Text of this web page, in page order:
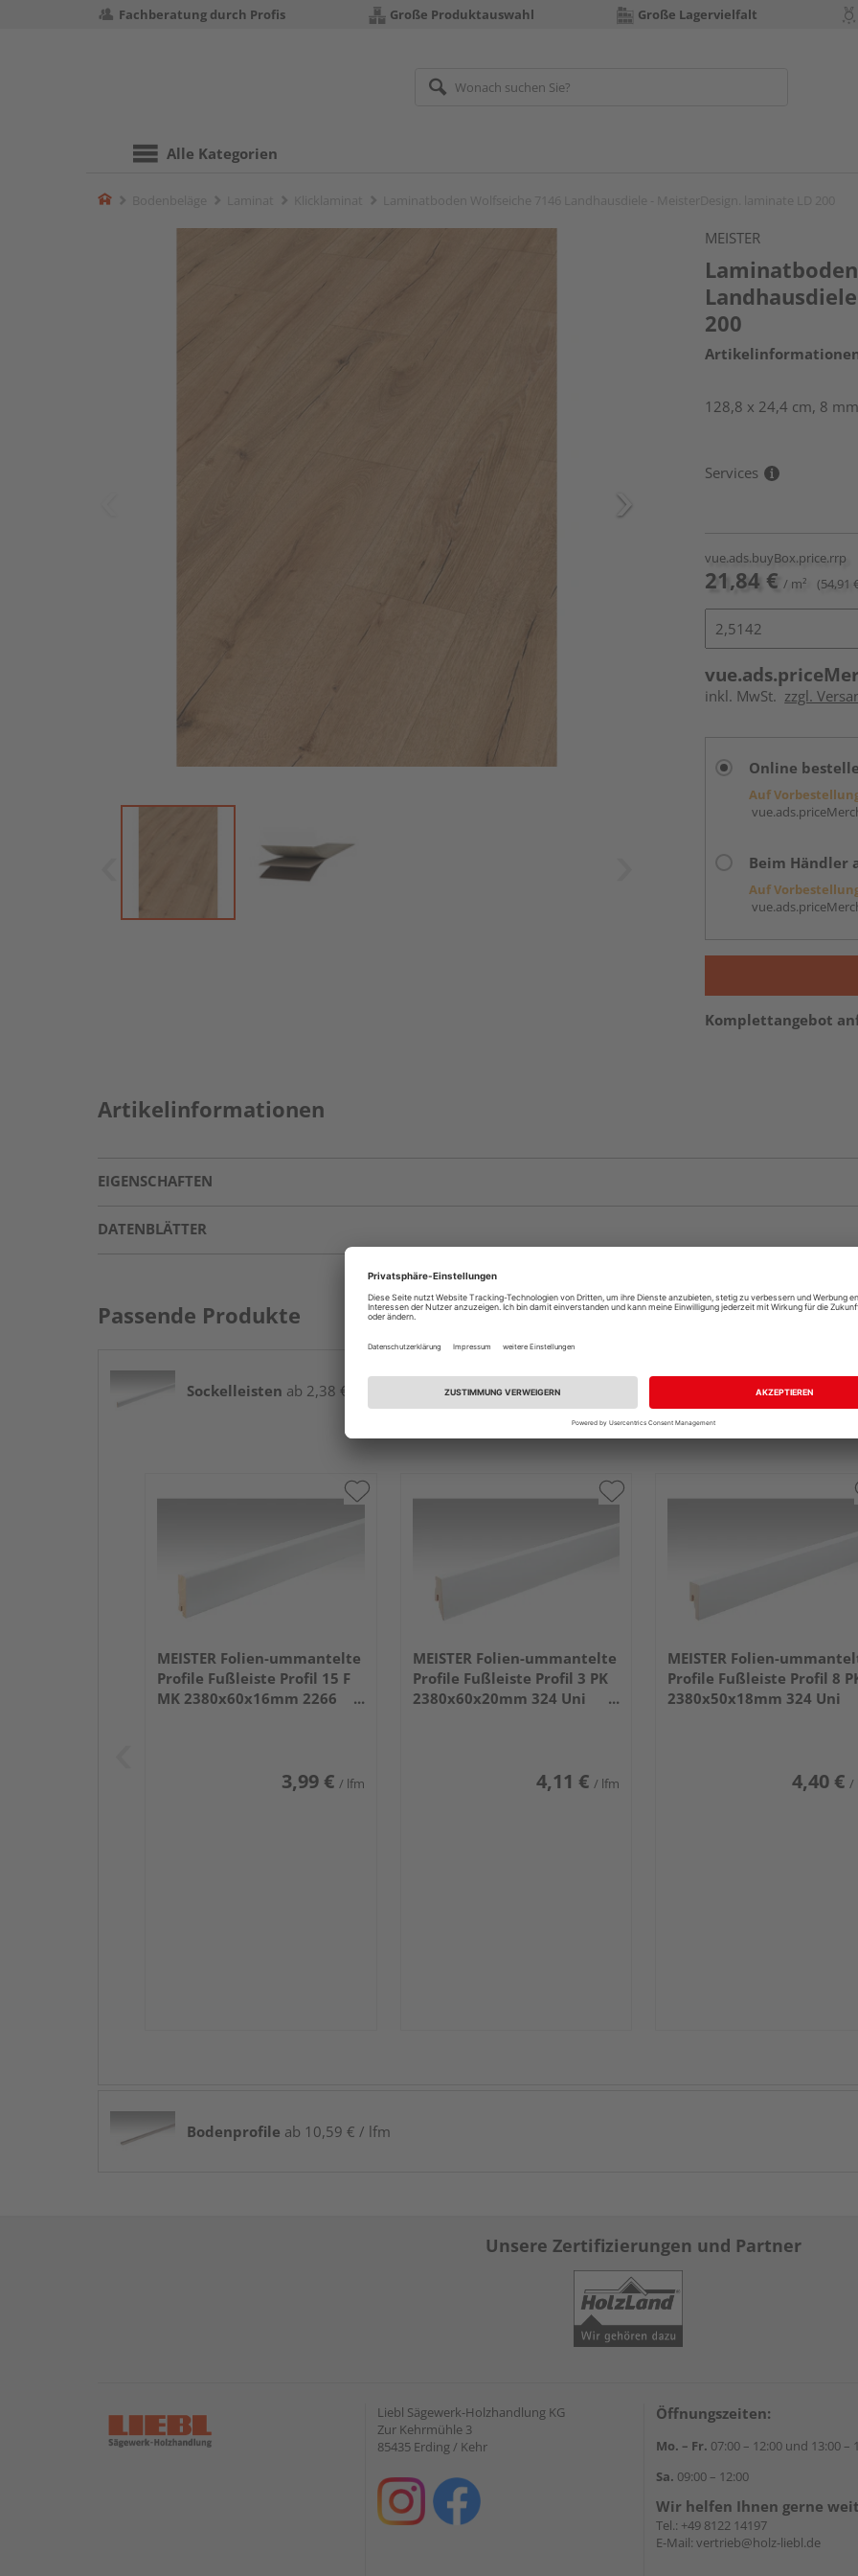
Fachberatung durch Profis Große Produktauswahl Große Lagervielfalt
Alle Kategorien
Home
MEISTER
200
128,8 x 24,4 cm, 8
Services
vue.ads.buyBox.price.rrp
21,84 € / m² (54,91
inkl. MwSt. zzgl.
Online
Auf
Beim Händler
Auf
Komplettangebot
Artikelinformationen
EIGENSCHAFTEN
DATENBLÄTTER
Passende Produkte
Sockelleisten ab 2,38 € / lfm
MEISTER Folien-ummantelte
Profile Fußleiste Profil 15 F
MK 2380x60x16mm 2266
3,99 € / lfm
MEISTER Folien-ummantelte
Profile Fußleiste Profil 3 PK
2380x60x20mm 324 Uni
4,11 € / lfm
MEISTER Folien-
Profile Fußleiste Profil 8
2380x50x18mm 324 Uni
4,40 € /
Bodenprofile ab 10,59 € / lfm
Unsere Zertifizierungen und Partner
Liebl Sägewerk-Holzhandlung KG
Zur Kehrmühle 3
85435 Erding / Kehr
Öffnungszeiten:
Mo. – Fr. 07:00 – 12:00 und 13:00 –
Sa. 09:00 – 12:00
Wir helfen Ihnen gerne
Tel.: +49 8122 14197
E-Mail: vertrieb@holz-liebl.de